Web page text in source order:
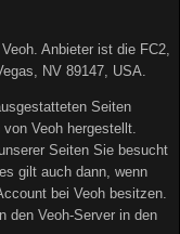
Anbieter ist die FC2,
NV 89147, USA.
Seiten
Veoh hergestellt.
Seiten Sie besucht
gilt auch dann, wenn
bei Veoh besitzen.
den Veoh-Server in den